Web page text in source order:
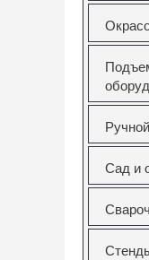
Сад и
Вставка